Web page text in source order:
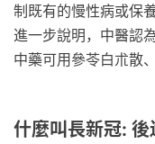
制既有的慢性病或保
進一步說明，中醫認
中藥可用參苓白朮散
什麼叫長新冠: 後